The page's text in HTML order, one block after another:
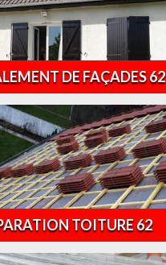
DE FAÇADES 62
TOITURE 62